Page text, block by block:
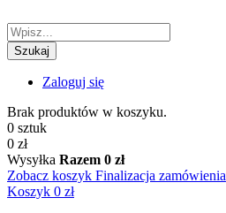
Szukaj
Zaloguj się
Brak produktów w koszyku.
0 sztuk
0 zł
Wysyłka Razem 0 zł
Zobacz koszyk Finalizacja zamówienia
Koszyk 0 zł